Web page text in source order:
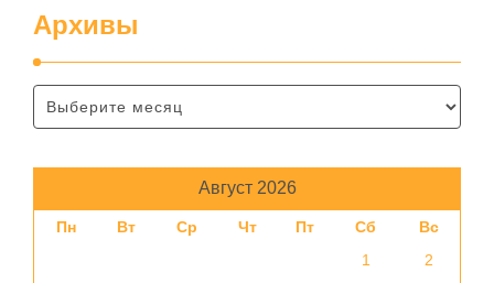
Архивы
Август 2026
Пн Вт Ср Чт Пт Сб
Вс
1
2